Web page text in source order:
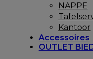
NAPPE
Kantoor
Accessoires
OUTLET